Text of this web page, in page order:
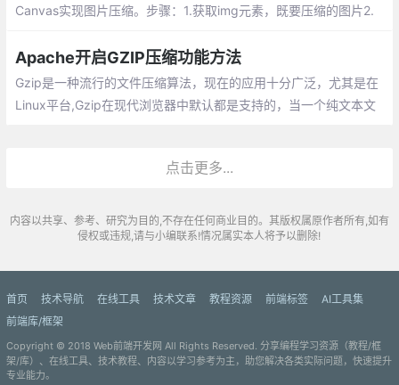
Canvas实现图片压缩。步骤：1.获取img元素，既要压缩的图片2.
Apache开启GZIP压缩功能方法
Gzip是一种流行的文件压缩算法，现在的应用十分广泛，尤其是在
Linux平台,Gzip在现代浏览器中默认都是支持的，当一个纯文本文
点击更多...
内容以共享、参考、研究为目的,不存在任何商业目的。其版权属原作者所有,如有
侵权或违规,请与小编联系!情况属实本人将予以删除!
首页 技术导航 在线工具 技术文章 教程资源 前端标签
AI工具集
前端库/框架